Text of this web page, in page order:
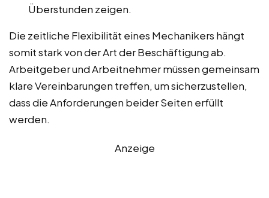
Überstunden zeigen.
Die zeitliche Flexibilität eines Mechanikers hängt
somit stark von der Art der Beschäftigung ab.
Arbeitgeber und Arbeitnehmer müssen gemeinsam
klare Vereinbarungen treffen, um sicherzustellen,
dass die Anforderungen beider Seiten erfüllt
werden.
Anzeige